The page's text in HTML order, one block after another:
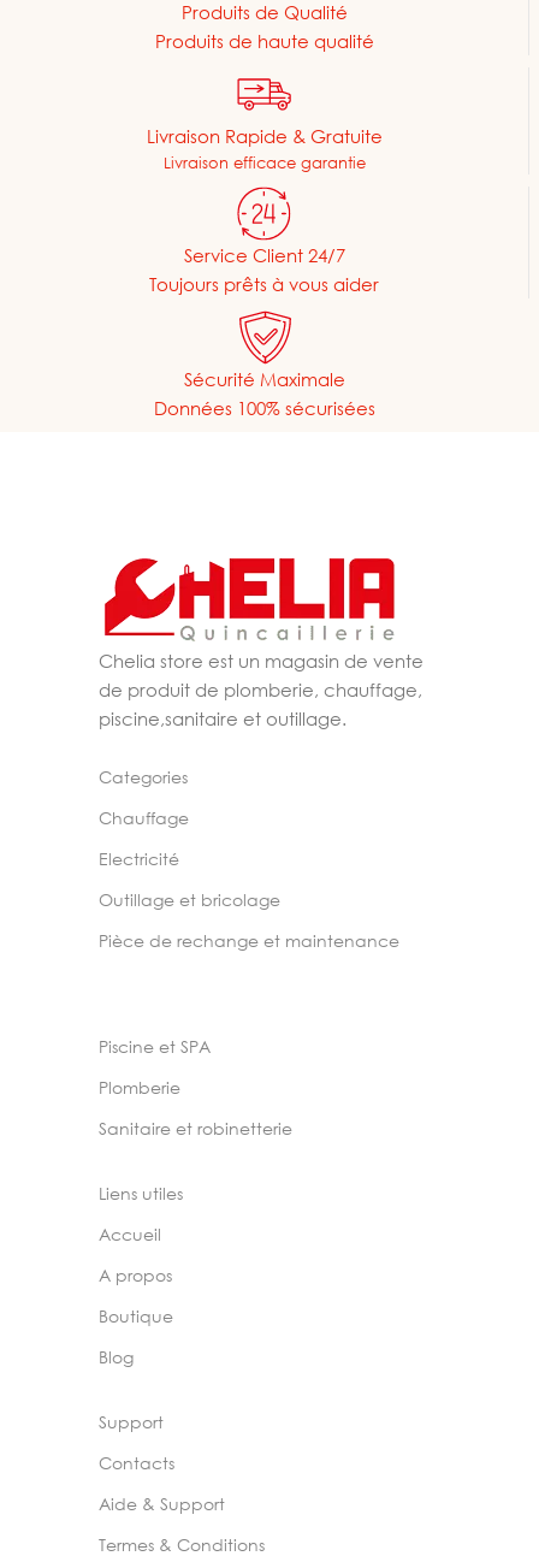
Produits de Qualité
Produits de haute qualité
Livraison Rapide & Gratuite
Livraison efficace garantie
Service Client 24/7
Toujours prêts à vous aider
Sécurité Maximale
Données 100% sécurisées
Chelia store est un magasin de vente
de produit de plomberie, chauffage,
piscine,sanitaire et outillage.
Categories
Chauffage
Electricité
Outillage et bricolage
Pièce de rechange et maintenance
Piscine et SPA
Plomberie
Sanitaire et robinetterie
Liens utiles
Accueil
A propos
Boutique
Blog
Support
Contacts
Aide & Support
Termes & Conditions